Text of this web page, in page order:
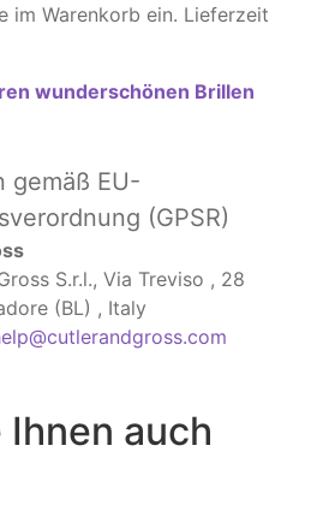
im Warenkorb ein. Lieferzeit
wunderschönen Brillen
gemäß EU-
(GPSR)
S.r.l., Via Treviso , 28
(BL) , Italy
auch